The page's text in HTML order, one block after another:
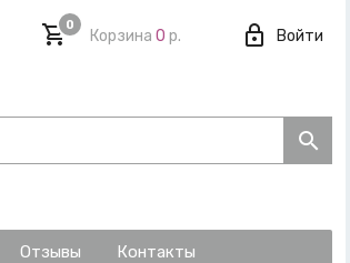
0
Корзина 0 р. Войти
Отзывы Контакты